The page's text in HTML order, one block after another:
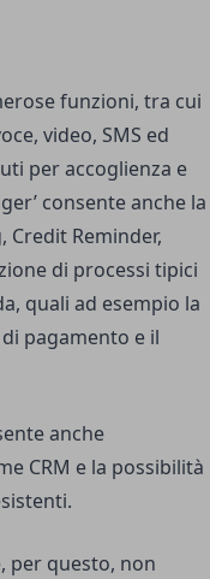
funzioni, tra cui
video, SMS ed
per accoglienza e
consente anche la
Reminder,
di processi tipici
quali ad esempio la
pagamento e il
anche
CRM e la possibilità
per questo, non